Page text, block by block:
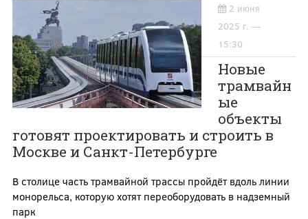
2 июня
2025 г. —
15:30
Новые
трамвайн
ые
объекты
готовят проектировать и строить в
Москве и Санкт-Петербурге
В столице часть трамвайной трассы пройдёт вдоль линии
монорельса, которую хотят переоборудовать в надземный
парк